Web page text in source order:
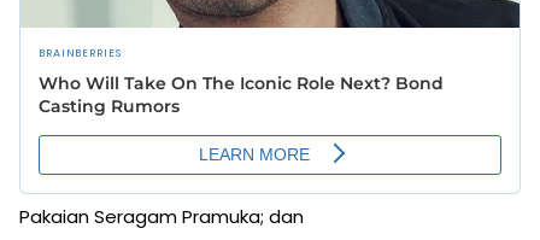
Pakaian Seragam Pramuka; dan